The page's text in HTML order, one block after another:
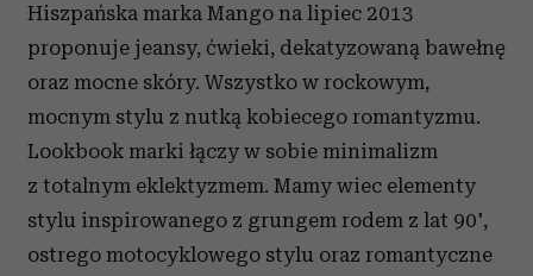
Hiszpańska marka Mango na lipiec 2013
proponuje jeansy, ćwieki, dekatyzowaną bawełnę
oraz mocne skóry. Wszystko w rockowym,
mocnym stylu z nutką kobiecego romantyzmu.
Lookbook marki łączy w sobie minimalizm
z totalnym eklektyzmem. Mamy wiec elementy
stylu inspirowanego z grungem rodem z lat 90',
ostrego motocyklowego stylu oraz romantyczne